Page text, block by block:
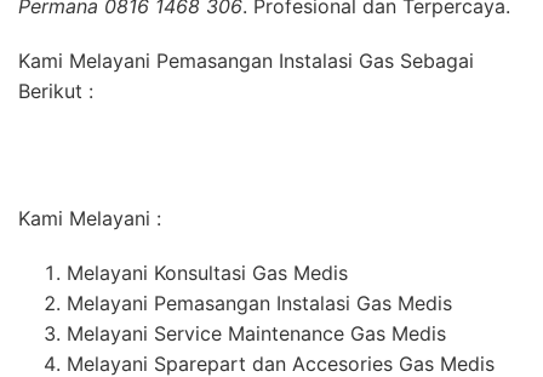
Permana 0816 1468 306. Profesional dan Terpercaya.
Kami Melayani Pemasangan Instalasi Gas Sebagai
Berikut :
Kami Melayani :
Melayani Konsultasi Gas Medis
Melayani Pemasangan Instalasi Gas Medis
Melayani Service Maintenance Gas Medis
Melayani Sparepart dan Accesories Gas Medis